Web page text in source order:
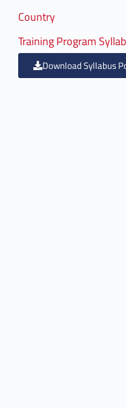
Country
Training Program
Download Syllabus